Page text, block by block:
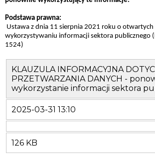
Podstawa prawna:
Ustawa z dnia 11 sierpnia 2021 roku o
wykorzystywaniu informacji sektora publicznego
1524)
KLAUZULA INFORMACYJNA
PRZETWARZANIA DANYCH -
wykorzystanie informacji sektora
2025-03-31 13:10
126 KB